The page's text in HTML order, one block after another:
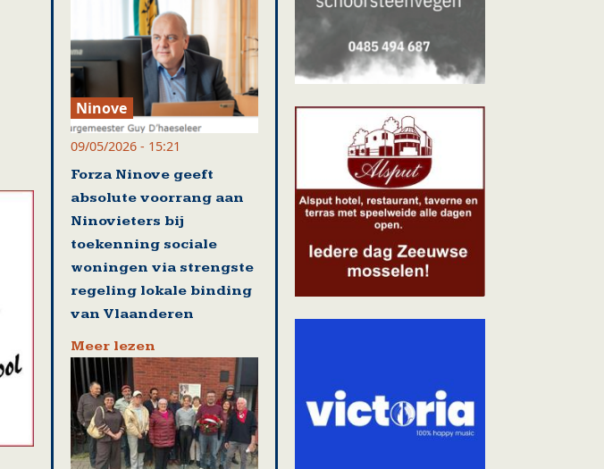
Ninove
09/05/2026 - 15:21
Forza Ninove geeft
absolute voorrang aan
Ninovieters bij
toekenning sociale
woningen via strengste
regeling lokale binding
van Vlaanderen
Meer lezen